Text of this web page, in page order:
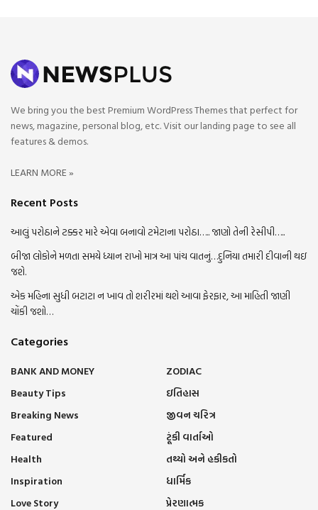
We bring you the best Premium WordPress Themes that perfect for
news, magazine, personal blog, etc. Visit our landing page to see all
features & demos.
LEARN MORE »
Recent Posts
આલું પરોઠાને ટક્કર મારે એવા બનાવો ટમેટાના પરોઠા….. જાણો તેની રેસીપી…..
બીજા લોકોને મળતા સમયે ધ્યાન રાખો માત્ર આ પાંચ વાતનું…દુનિયા તમારી દીવાની થઇ
જશે.
એક મહિના સુધી બટાટા ન ખાવ તો શરીરમાં થશે આવા ફેરફાર, આ માહિતી જાણી
ચોંકી જશો…
Categories
BANK AND MONEY
Beauty Tips
Breaking News
Featured
Health
Inspiration
Love Story
ZODIAC
ઇતિહાસ
જીવન ચરિત્ર
ટૂંકી વાર્તાઓ
તથ્યો અને હકીકતો
ધાર્મિક
પ્રેરણાત્મક